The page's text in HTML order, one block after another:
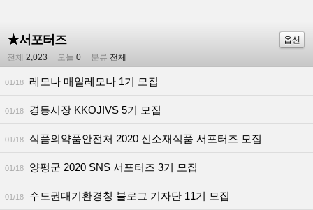
★서포터즈
옵션
전체 2,023 오늘 0 분류 전체
01/18 레모나 매일레모나 1기 모집
01/18 경동시장 KKOJIVS 5기 모집
01/18 식품의약품안전처 2020 신소재식품 서포터즈 모집
01/18 양평군 2020 SNS 서포터즈 3기 모집
01/18 수도권대기환경청 블로그 기자단 11기 모집